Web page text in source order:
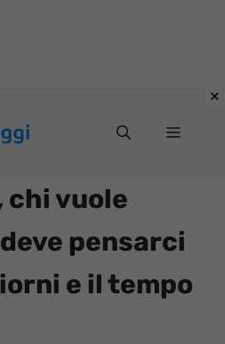
Menu
chi vuole
pensarci
e il tempo